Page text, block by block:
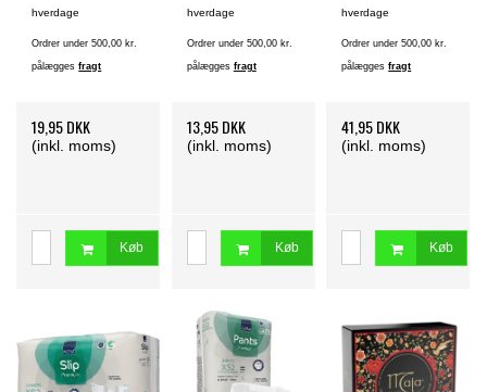
hverdage
Ordrer under 500,00 kr.
pålæggesfragt
19,95 DKK
(inkl. moms)
Køb
hverdage
Ordrer under 500,00 kr.
pålægges fragt
13,95 DKK
(inkl. moms)
Køb
hverdage
Ordrer under 500,00 kr.
pålæggesfragt
41,95 DKK
(inkl. moms)
Køb